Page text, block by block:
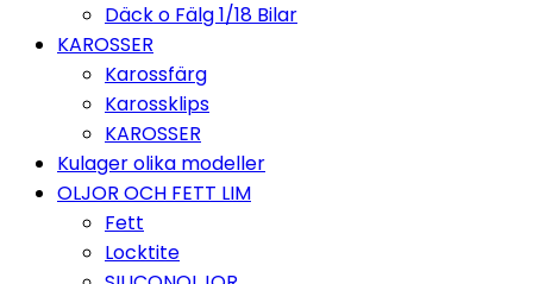
Däck o Fälg 1/18 Bilar
KAROSSER
Karossfärg
Karossklips
KAROSSER
Kulager olika modeller
OLJOR OCH FETT LIM
Fett
Locktite